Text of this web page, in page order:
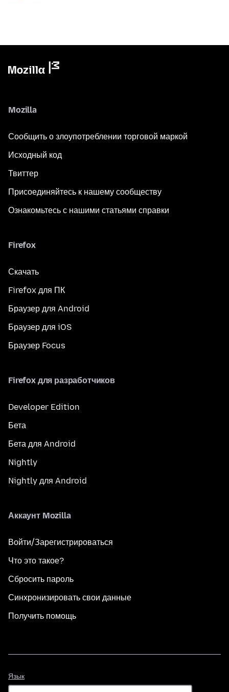
Mozilla
Сообщить о злоупотреблении торговой маркой
Исходный код
Твиттер
Присоединяйтесь к нашему сообществу
Ознакомьтесь с нашими статьями справки
Firefox
Скачать
Firefox для ПК
Браузер для Android
Браузер для iOS
Браузер Focus
Firefox для разработчиков
Developer Edition
Бета
Бета для Android
Nightly
Nightly для Android
Аккаунт Mozilla
Войти/Зарегистрироваться
Что это такое?
Сбросить пароль
Синхронизировать свои данные
Получить помощь
Язык